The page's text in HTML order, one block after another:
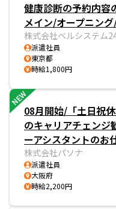
健康診断の予約内容
メイン/オープニン
株式会社ベルシステム
派遣社員
東京都
時給1,800円
NEW
08月開始/「土日祝
のキャリアチェンジ
ーアシスタントのお
株式会社パソナ
派遣社員
大阪府
時給2,200円